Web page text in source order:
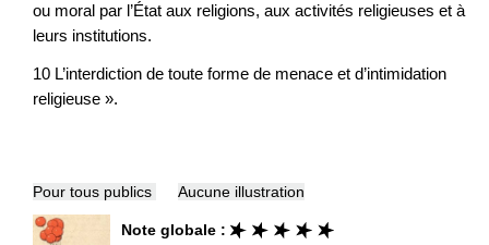
ou moral par l’État aux religions, aux activités religieuses et à
leurs institutions.
10 L’interdiction de toute forme de menace et d’intimidation
religieuse ».
Pour tous publics Aucune illustration
Note globale :